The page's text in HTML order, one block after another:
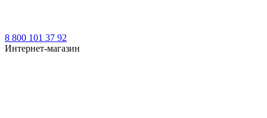
8 800 101 37 92
Интернет-магазин